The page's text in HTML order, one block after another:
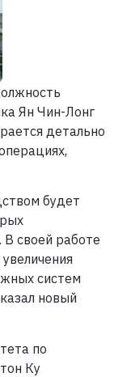
Ян Чин-Лонг
детально
будет
В своей работе
систем
новый
по
Ку